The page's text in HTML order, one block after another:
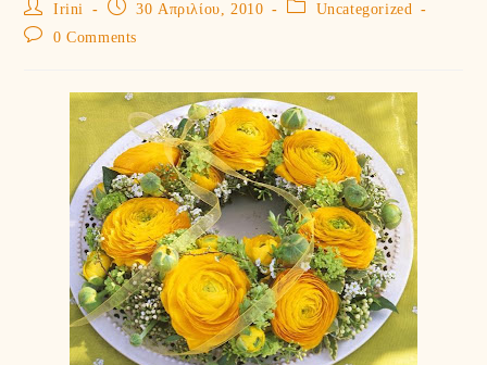
Irini 30 Απριλίου, 2010
Uncategorized
0 Comments